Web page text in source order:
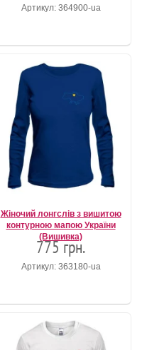
Артикул: 364900-ua
Жіночий лонгслів з вишитою
контурною мапою України
(Вишивка)
775 грн.
Артикул: 363180-ua